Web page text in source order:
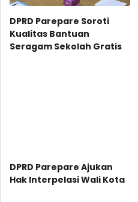
DPRD Parepare Soroti
Kualitas Bantuan
Seragam Sekolah Gratis
DPRD Parepare Ajukan
Hak Interpelasi Wali Kota